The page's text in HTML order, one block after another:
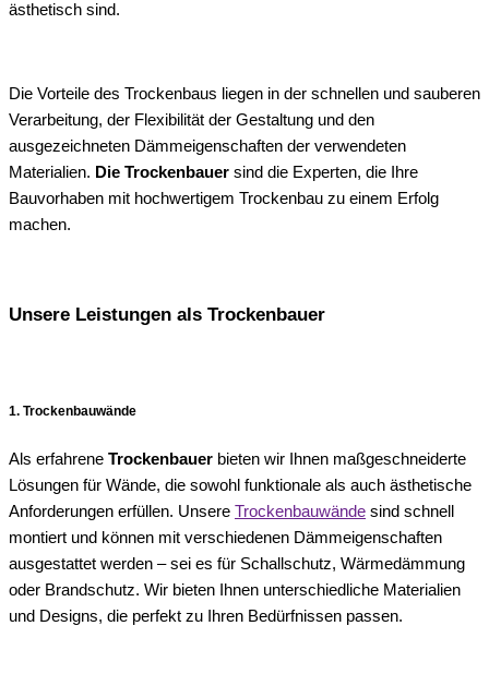
ästhetisch sind.
Die Vorteile des Trockenbaus liegen in der schnellen und sauberen
Verarbeitung, der Flexibilität der Gestaltung und den
ausgezeichneten Dämmeigenschaften der verwendeten
Materialien. Die Trockenbauer sind die Experten, die Ihre
Bauvorhaben mit hochwertigem Trockenbau zu einem Erfolg
machen.
Unsere Leistungen als Trockenbauer
1. Trockenbauwände
Als erfahrene Trockenbauer bieten wir Ihnen maßgeschneiderte
Lösungen für Wände, die sowohl funktionale als auch ästhetische
Anforderungen erfüllen. Unsere Trockenbauwände sind schnell
montiert und können mit verschiedenen Dämmeigenschaften
ausgestattet werden – sei es für Schallschutz, Wärmedämmung
oder Brandschutz. Wir bieten Ihnen unterschiedliche Materialien
und Designs, die perfekt zu Ihren Bedürfnissen passen.